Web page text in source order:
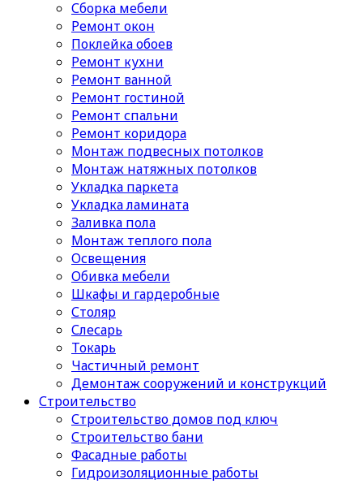
Сборка мебели
Ремонт окон
Поклейка обоев
Ремонт кухни
Ремонт ванной
Ремонт гостиной
Ремонт спальни
Ремонт коридора
Монтаж подвесных потолков
Монтаж натяжных потолков
Укладка паркета
Укладка ламината
Заливка пола
Монтаж теплого пола
Освещения
Обивка мебели
Шкафы и гардеробные
Столяр
Слесарь
Токарь
Частичный ремонт
Демонтаж сооружений и конструкций
Строительство
Строительство домов под ключ
Строительство бани
Фасадные работы
Гидроизоляционные работы